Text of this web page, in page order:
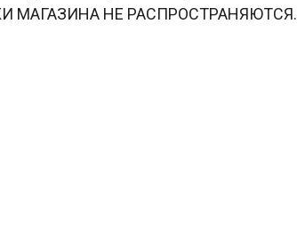
МАГАЗИНА НЕ РАСПРОСТРАНЯЮТСЯ.